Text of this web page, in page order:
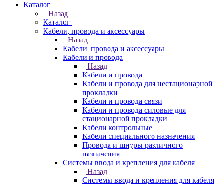
Каталог
Назад
Каталог
Кабели, провода и аксессуары
Назад
Кабели, провода и аксессуары
Кабели и провода
Назад
Кабели и провода
Кабели и провода для нестационарной
прокладки
Кабели и провода связи
Кабели и провода силовые для
стационарной прокладки
Кабели контрольные
Кабели специального назначения
Провода и шнуры различного
назначения
Системы ввода и крепления для кабеля
Назад
Системы ввода и крепления для кабеля